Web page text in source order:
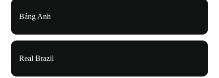
Bảng Anh
Real Brazil